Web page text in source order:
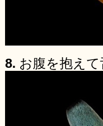
8. お腹を抱え